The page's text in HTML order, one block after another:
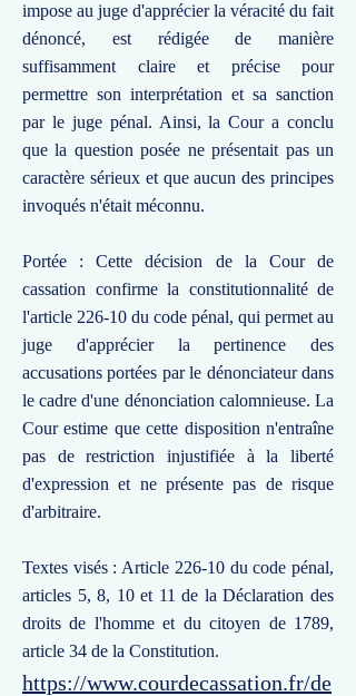
impose au juge d'apprécier la véracité du fait
dénoncé, est rédigée de manière
suffisamment claire et précise pour
permettre son interprétation et sa sanction
par le juge pénal. Ainsi, la Cour a conclu
que la question posée ne présentait pas un
caractère sérieux et que aucun des principes
invoqués n'était méconnu.
Portée : Cette décision de la Cour de
cassation confirme la constitutionnalité de
l'article 226-10 du code pénal, qui permet au
juge d'apprécier la pertinence des
accusations portées par le dénonciateur dans
le cadre d'une dénonciation calomnieuse. La
Cour estime que cette disposition n'entraîne
pas de restriction injustifiée à la liberté
d'expression et ne présente pas de risque
d'arbitraire.
Textes visés : Article 226-10 du code pénal,
articles 5, 8, 10 et 11 de la Déclaration des
droits de l'homme et du citoyen de 1789,
article 34 de la Constitution.
https://www.courdecassation.fr/de